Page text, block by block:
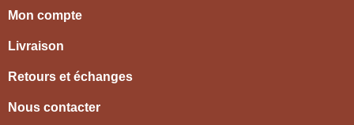
Mon compte
Livraison
Retours et échanges
Nous contacter